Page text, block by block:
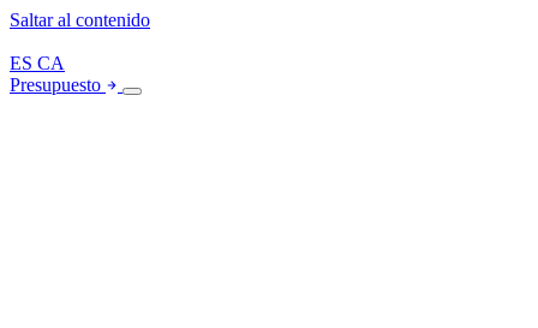
Saltar al contenido
ES CA
Presupuesto